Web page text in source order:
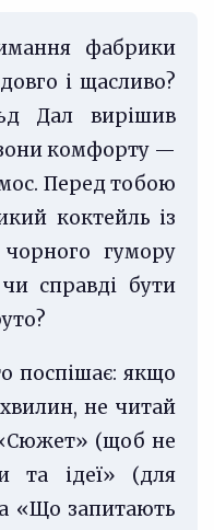
фабрики
і щасливо?
Дал вирішив
зони комфорту —
Перед тобою
коктейль із
чорного гумору
справді бути
поспішає: якщо
не читай
(щоб не
та ідеї» (для
«Що запитають